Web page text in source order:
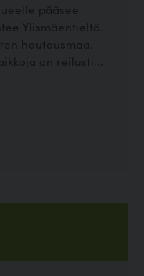
pääsee
Ylismäentieltä.
hautausmaa.
on reilusti...